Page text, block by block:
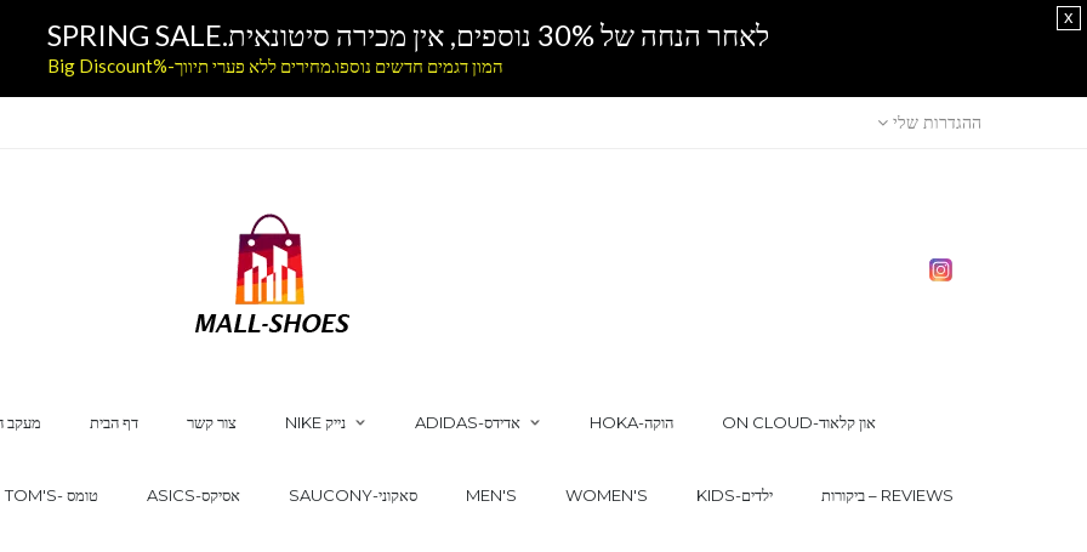
ההגדרות שלי
מעקב דף הבית צור קשר NIKE נייק ADIDAS-אדידס HOKA-הוקה ON CLOUD-און קלאוד
TOM'S- טומס ASICS-אסיקס SAUCONY-סאקוני MEN'S WOMEN'S KIDS-ילדים ביקורות – REVIEWS
לאחר הנחה של 30% נוספים, אין מכירה סיטונאית.SPRING SALE
המון דגמים חדשים נוספו.מחירים ללא פערי תיווך-%Big Discount
x